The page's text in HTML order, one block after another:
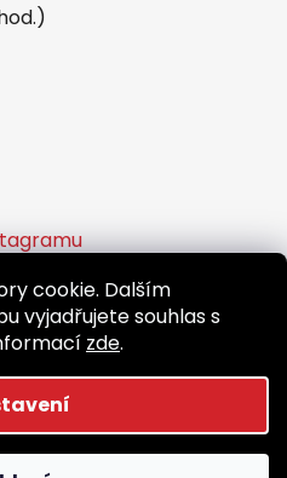
cookie. Dalším
vyjadřujete souhlas s
zde.
Shoptet